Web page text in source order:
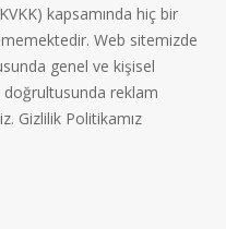
kapsamında hiç bir
Web sitemizde
genel ve kişisel
doğrultusunda reklam
Gizlilik Politikamız